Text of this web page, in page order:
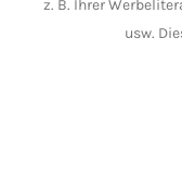
z. B. Ihrer
usw.